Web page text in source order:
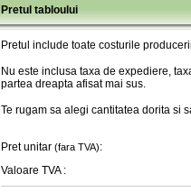
Pretul tabloului
Pretul include toate costurile
Nu este inclusa taxa de expediere,
partea dreapta afisat mai sus.
Te rugam sa alegi cantitatea dorita si
Pret unitar (fara TVA):
Valoare TVA :